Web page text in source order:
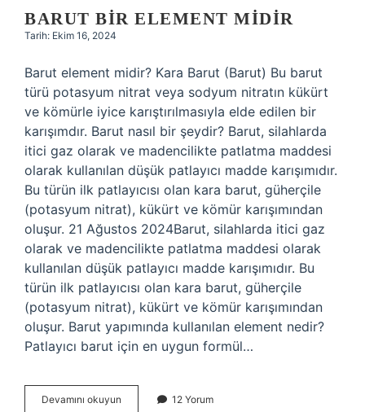
BARUT BIR ELEMENT MIDIR
Tarih: Ekim 16, 2024
Barut element midir? Kara Barut (Barut) Bu barut
türü potasyum nitrat veya sodyum nitratın kükürt
ve kömürle iyice karıştırılmasıyla elde edilen bir
karışımdır. Barut nasıl bir şeydir? Barut, silahlarda
itici gaz olarak ve madencilikte patlatma maddesi
olarak kullanılan düşük patlayıcı madde karışımıdır.
Bu türün ilk patlayıcısı olan kara barut, güherçile
(potasyum nitrat), kükürt ve kömür karışımından
oluşur. 21 Ağustos 2024Barut, silahlarda itici gaz
olarak ve madencilikte patlatma maddesi olarak
kullanılan düşük patlayıcı madde karışımıdır. Bu
türün ilk patlayıcısı olan kara barut, güherçile
(potasyum nitrat), kükürt ve kömür karışımından
oluşur. Barut yapımında kullanılan element nedir?
Patlayıcı barut için en uygun formül…
Devamını okuyun 12 Yorum